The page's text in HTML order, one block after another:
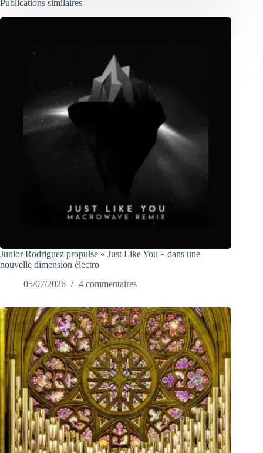
Publications similaires
Junior Rodriguez propulse « Just Like You » dans une
nouvelle dimension électro
05/07/2026
4 commentaires